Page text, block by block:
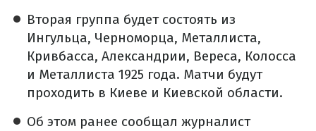
Вторая группа будет состоять из
Ингульца, Черноморца, Металлиста,
Кривбасса, Александрии, Вереса, Колосса
и Металлиста 1925 года. Матчи будут
проходить в Киеве и Киевской области.
Об этом ранее сообщал журналист